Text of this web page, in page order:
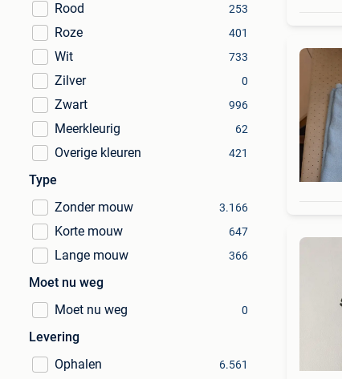
Rood 253
Roze 401
Wit 733
Zilver 0
Zwart 996
Meerkleurig 62
Overige kleuren 421
Type
Zonder mouw
3.166
Korte mouw 647
Lange mouw 366
Moet nu weg
Moet nu weg
0
Levering
Ophalen
6.561